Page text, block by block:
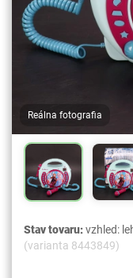
Reálna fotografia
Stav tovaru:vzhled:
(varianta 8443849)